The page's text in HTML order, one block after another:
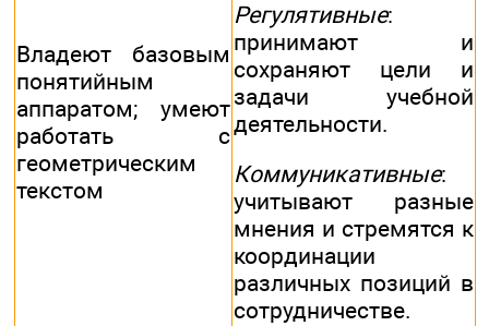
Владеют базовым
понятийным
аппаратом; умеют
работать с
геометрическим
текстом
Регулятивные:
принимают и
сохраняют цели и
задачи учебной
деятельности.
Коммуникативные:
учитывают разные
мнения и стремятся к
координации
различных позиций в
сотрудничестве.